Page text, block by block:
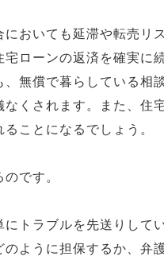
おいても延滞や転売リ
ローンの返済を確実に
無償で暮らしている相
くされます。また、住
ことになるでしょう。
です。
トラブルを先送りして
ように担保するか、弁